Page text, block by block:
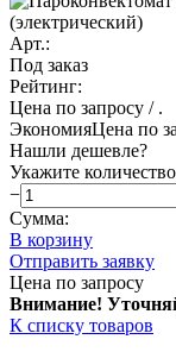
Арт.:
Под заказ
Рейтинг:
Цена по запросу / .
ЭкономияЦена по
Нашли дешевле?
Укажите количество
−
Сумма:
В корзину
Отправить заявку
Цена по запросу
Внимание!
К списку товаров